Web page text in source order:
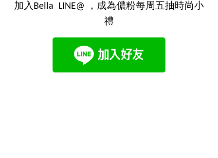
加入Bella LINE@ ，成為儂粉每周五抽時尚小
禮